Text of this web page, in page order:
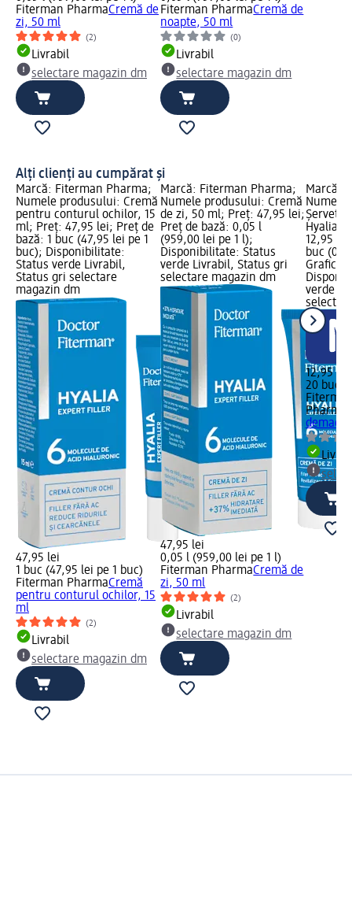
Fiterman PharmaCremă de
zi, 50 ml
(2)
Livrabil
selectare magazin dm
Fiterman PharmaCremă de
noapte, 50 ml
(0)
Livrabil
selectare magazin dm
Alți clienți au cumpărat și
Marcă: Fiterman Pharma;
Numele produsului: Cremă
pentru conturul ochilor, 15
ml; Preț: 47,95 lei; Preț de
bază: 1 buc (47,95 lei pe 1
buc); Disponibilitate:
Status verde Livrabil,
Status gri selectare
magazin dm
47,95 lei
1 buc (47,95 lei pe 1 buc)
Fiterman PharmaCremă
pentru conturul ochilor, 15
ml
(2)
Livrabil
selectare magazin dm
Marcă: Fiterman Pharma;
Numele produsului: Cremă
de zi, 50 ml; Preț: 47,95 lei;
Preț de bază: 0,05 l
(959,00 lei pe 1 l);
Disponibilitate: Status
verde Livrabil, Status gri
selectare magazin dm
47,95 lei
0,05 l (959,00 lei pe 1 l)
Fiterman PharmaCremă de
zi, 50 ml
(2)
Livrabil
selectare magazin dm
Marcă:
Numele
Hyalia,
12,95
buc
Grafică
verde
12,95 lei
20 buc
Pharma